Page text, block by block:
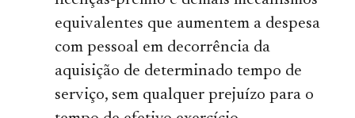
equivalentes que aumentem a despesa
com pessoal em decorrência da
aquisição de determinado tempo de
serviço, sem qualquer prejuízo para o